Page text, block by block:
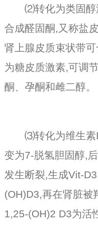
⑵转化为类固醇
合成醛固酮,又称盐
肾上腺皮质束状带
为糖皮质激素,可调
酮、孕酮和雌二醇。
⑶转化为维生素
变为7-脱氢胆固醇,
发生断裂,生成Vit-
(OH)D3,再在肾脏被
1,25-(OH)2 D3为活